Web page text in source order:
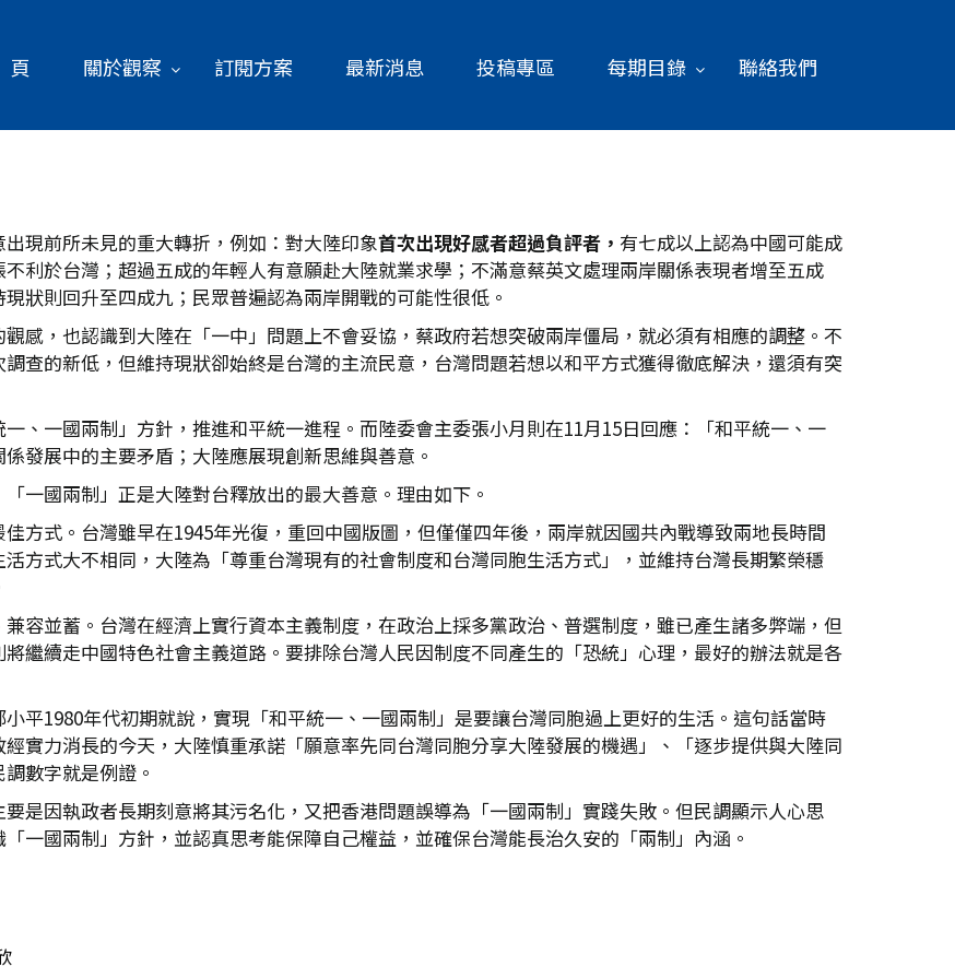
關於觀察 訂閱方案 最新消息 投稿專區 每期目錄 聯絡我們
現前所未見的重大轉折，例如：對大陸印象首次出現好感者超過負評者， 有七成以上認為中國可能成
利於台灣；超過五成的年輕人有意願赴大陸就業求學；不滿意蔡英文處理兩岸關係表現者增至五成
狀則回升至四成九；民眾普遍認為兩岸開戰的可能性很低。
感，也認識到大陸在「一中」問題上不會妥協，蔡政府若想突破兩岸僵局，就必須有相應的調整。不
查的新低，但維持現狀卻始終是台灣的主流民意，台灣問題若想以和平方式獲得徹底解決，還須有突
、一國兩制」方針，推進和平統一進程。而陸委會主委張小月則在11月15日回應：「和平統一、一
發展中的主要矛盾；大陸應展現創新思維與善意。
一國兩制」正是大陸對台釋放出的最大善意。理由如下。
方式。台灣雖早在1945年光復，重回中國版圖，但僅僅四年後，兩岸就因國共內戰導致兩地長時間
方式大不相同，大陸為「尊重台灣現有的社會制度和台灣同胞生活方式」，並維持台灣長期繁榮穩
容並蓄。台灣在經濟上實行資本主義制度，在政治上採多黨政治、普選制度，雖已產生諸多弊端，但
繼續走中國特色社會主義道路。要排除台灣人民因制度不同產生的「恐統」心理，最好的辦法就是各
平1980年代初期就說，實現「和平統一、一國兩制」是要讓台灣同胞過上更好的生活。這句話當時
實力消長的今天，大陸慎重承諾「願意率先同台灣同胞分享大陸發展的機遇」、「逐步提供與大陸同
數字就是例證。
要是因執政者長期刻意將其污名化，又把香港問題誤導為「一國兩制」實踐失敗。但民調顯示人心思
一國兩制」方針，並認真思考能保障自己權益，並確保台灣能長治久安的「兩制」內涵。